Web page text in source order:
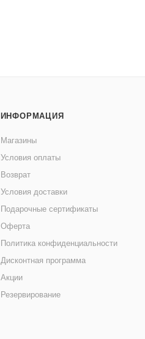
ИНФОРМАЦИЯ
Магазины
Условия оплаты
Возврат
Условия доставки
Подарочные сертификаты
Оферта
Политика конфиденциальности
Дисконтная программа
Акции
Резервирование